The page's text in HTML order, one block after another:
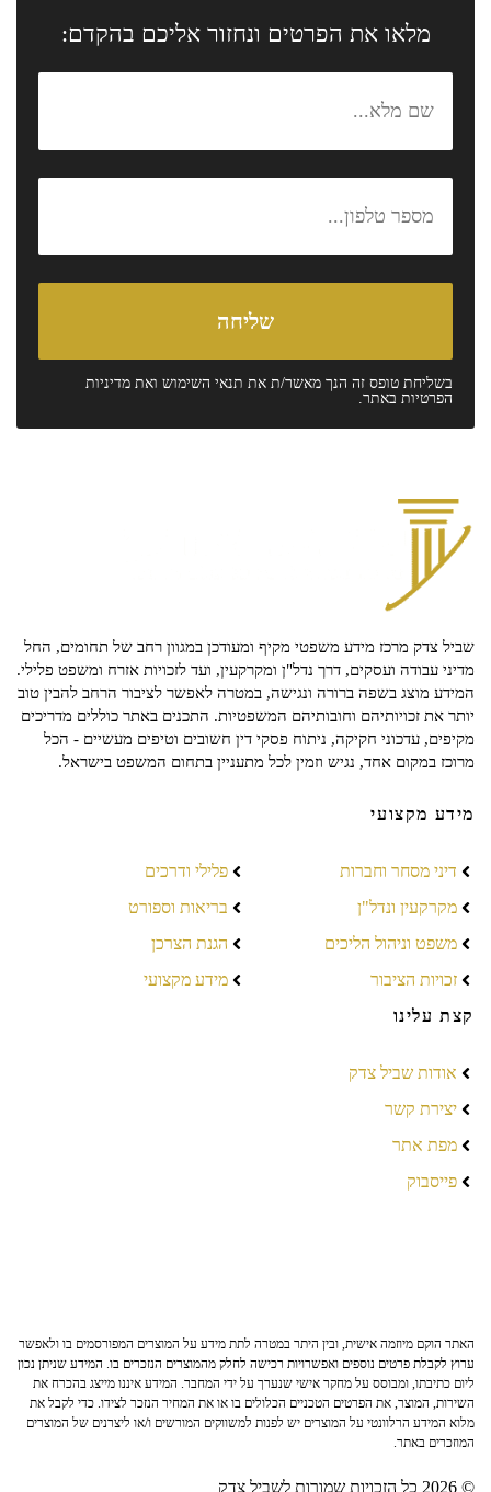
מלאו את הפרטים ונחזור אליכם בהקדם:
בשליחת טופס זה הנך מאשר/ת את תנאי השימוש ואת מדיניות
הפרטיות באתר.
שביל צדק מרכז מידע משפטי מקיף ומעודכן במגוון רחב של תחומים, החל
מדיני עבודה ועסקים, דרך נדל"ן ומקרקעין, ועד לזכויות אזרח ומשפט פלילי.
המידע מוצג בשפה ברורה ונגישה, במטרה לאפשר לציבור הרחב להבין טוב
יותר את זכויותיהם וחובותיהם המשפטיות. התכנים באתר כוללים מדריכים
מקיפים, עדכוני חקיקה, ניתוח פסקי דין חשובים וטיפים מעשיים - הכל
מרוכז במקום אחד, נגיש וזמין לכל מתעניין בתחום המשפט בישראל.
מידע מקצועי
דיני מסחר וחברות
מקרקעין ונדל"ן
משפט וניהול הליכים
זכויות הציבור
פלילי ודרכים
בריאות וספורט
הגנת הצרכן
מידע מקצועי
קצת עלינו
אודות שביל צדק
יצירת קשר
מפת אתר
פייסבוק
האתר הוקם מיוזמה אישית, ובין היתר במטרה לתת מידע על המוצרים המפורסמים בו ולאפשר
ערוץ לקבלת פרטים נוספים ואפשרויות רכישה לחלק מהמוצרים הנזכרים בו. המידע שניתן נכון
ליום כתיבתו, ומבוסס על מחקר אישי שנערך על ידי המחבר. המידע איננו מייצג בהכרח את
השירות, המוצר, את הפרטים הטכניים הכלולים בו או את המחיר הנזכר לצידו. כדי לקבל את
מלוא המידע הרלוונטי על המוצרים יש לפנות למשווקים המורשים ו/או ליצרנים של המוצרים
המוזכרים באתר.
© 2026 כל הזכויות שמורות לשביל צדק